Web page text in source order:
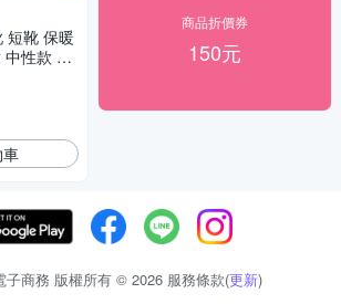
短靴 保暖
性款 男
商品折價券
150元
子商務 版權所有 © 2026 服務條款(更新)